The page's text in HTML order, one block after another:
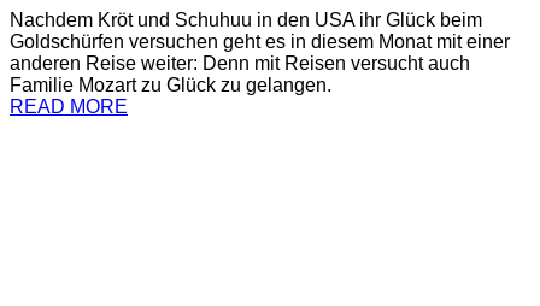
Nachdem Kröt und Schuhuu in den USA ihr Glück beim
Goldschürfen versuchen geht es in diesem Monat mit einer
anderen Reise weiter: Denn mit Reisen versucht auch
Familie Mozart zu Glück zu gelangen.
READ MORE